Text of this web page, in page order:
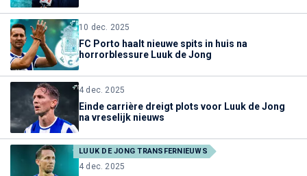
10 dec. 2025
FC Porto haalt nieuwe spits in huis na
horrorblessure Luuk de Jong
4 dec. 2025
Einde carrière dreigt plots voor Luuk de Jong
na vreselijk nieuws
LUUK DE JONG TRANSFERNIEUWS
4 dec. 2025